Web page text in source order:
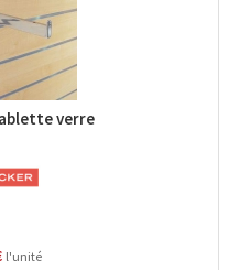
verre
l'unité